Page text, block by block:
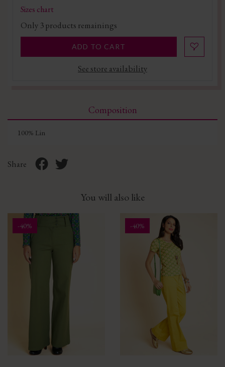
Sizes chart
Only 3products remainings
ADD TO CART
See store availability
Composition
100% Lin
Share
You will also like
-40% -40%